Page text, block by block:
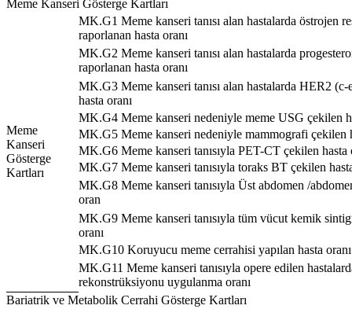
Meme Kanseri Gösterge Kartları
Meme
Kanseri
Gösterge
Kartları
MK.G1 Meme kanseri tanısı alan hastalarda östrojen
raporlanan hasta oranı
MK.G2 Meme kanseri tanısı alan hastalarda
raporlanan hasta oranı
MK.G3 Meme kanseri tanısı alan hastalarda HER2
hasta oranı
MK.G4 Meme kanseri nedeniyle meme USG çekilen
MK.G5 Meme kanseri nedeniyle mammografi çekilen
MK.G6 Meme kanseri tanısıyla PET-CT çekilen hasta
MK.G7 Meme kanseri tanısıyla toraks BT çekilen
MK.G8 Meme kanseri tanısıyla Üst abdomen /
oran
MK.G9 Meme kanseri tanısıyla tüm vücut kemik
oranı
MK.G10 Koruyucu meme cerrahisi yapılan hasta oranı
MK.G11 Meme kanseri tanısıyla opere edilen
rekonstrüksiyonu uygulanma oranı
Bariatrik ve Metabolik Cerrahi Gösterge Kartları